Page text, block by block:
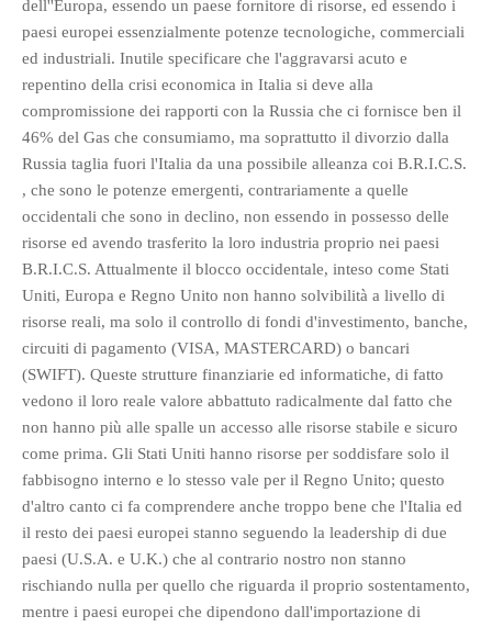
dell''Europa, essendo un paese fornitore di risorse, ed essendo i
paesi europei essenzialmente potenze tecnologiche, commerciali
ed industriali. Inutile specificare che l'aggravarsi acuto e
repentino della crisi economica in Italia si deve alla
compromissione dei rapporti con la Russia che ci fornisce ben il
46% del Gas che consumiamo, ma soprattutto il divorzio dalla
Russia taglia fuori l'Italia da una possibile alleanza coi B.R.I.C.S.
, che sono le potenze emergenti, contrariamente a quelle
occidentali che sono in declino, non essendo in possesso delle
risorse ed avendo trasferito la loro industria proprio nei paesi
B.R.I.C.S. Attualmente il blocco occidentale, inteso come Stati
Uniti, Europa e Regno Unito non hanno solvibilità a livello di
risorse reali, ma solo il controllo di fondi d'investimento, banche,
circuiti di pagamento (VISA, MASTERCARD) o bancari
(SWIFT). Queste strutture finanziarie ed informatiche, di fatto
vedono il loro reale valore abbattuto radicalmente dal fatto che
non hanno più alle spalle un accesso alle risorse stabile e sicuro
come prima. Gli Stati Uniti hanno risorse per soddisfare solo il
fabbisogno interno e lo stesso vale per il Regno Unito; questo
d'altro canto ci fa comprendere anche troppo bene che l'Italia ed
il resto dei paesi europei stanno seguendo la leadership di due
paesi (U.S.A. e U.K.) che al contrario nostro non stanno
rischiando nulla per quello che riguarda il proprio sostentamento,
mentre i paesi europei che dipendono dall'importazione di